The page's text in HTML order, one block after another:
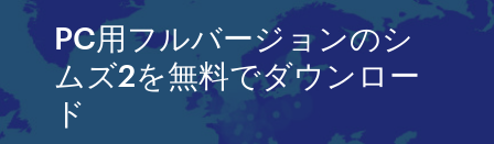
PC用フルバージョンのシ
ムズ2を無料でダウンロー
ド